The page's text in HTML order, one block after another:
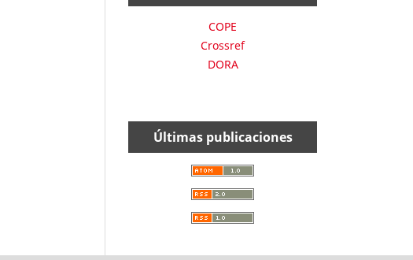
COPE
Crossref
DORA
Últimas publicaciones